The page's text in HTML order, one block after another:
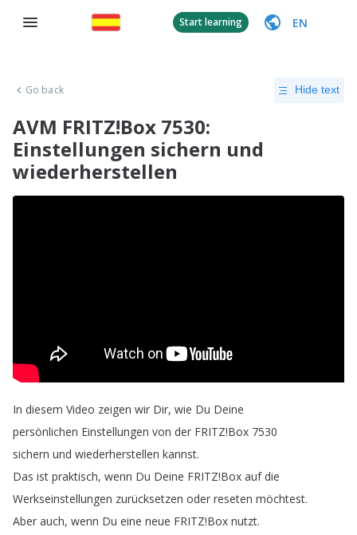
Start learning EN
Go back Hide text
AVM FRITZ!Box 7530:
Einstellungen sichern und
wiederherstellen
In diesem Video zeigen wir Dir, wie Du Deine
persönlichen Einstellungen von der FRITZ!Box 7530
sichern und wiederherstellen kannst.
Das ist praktisch, wenn Du Deine FRITZ!Box auf die
Werkseinstellungen zurücksetzen oder reseten möchtest.
Aber auch, wenn Du eine neue FRITZ!Box nutzt.